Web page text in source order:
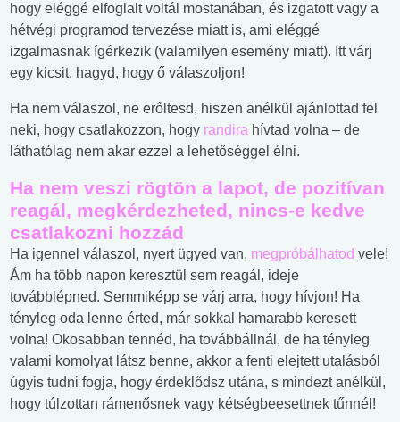
hogy eléggé elfoglalt voltál mostanában, és izgatott vagy a
hétvégi programod tervezése miatt is, ami eléggé
izgalmasnak ígérkezik (valamilyen esemény miatt). Itt várj
egy kicsit, hagyd, hogy ő válaszoljon!
Ha nem válaszol, ne erőltesd, hiszen anélkül ajánlottad fel
neki, hogy csatlakozzon, hogy randira hívtad volna – de
láthatólag nem akar ezzel a lehetőséggel élni.
Ha nem veszi rögtön a lapot, de pozitívan
reagál, megkérdezheted, nincs-e kedve
csatlakozni hozzád
Ha igennel válaszol, nyert ügyed van, megpróbálhatod vele!
Ám ha több napon keresztül sem reagál, ideje
továbblépned. Semmiképp se várj arra, hogy hívjon! Ha
tényleg oda lenne érted, már sokkal hamarabb keresett
volna! Okosabban tennéd, ha továbbállnál, de ha tényleg
valami komolyat látsz benne, akkor a fenti elejtett utalásból
úgyis tudni fogja, hogy érdeklődsz utána, s mindezt anélkül,
hogy túlzottan rámenősnek vagy kétségbeesettnek tűnnél!